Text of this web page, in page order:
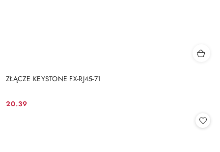
ZŁĄCZE KEYSTONE FX-RJ45-71
Cena:
20.39